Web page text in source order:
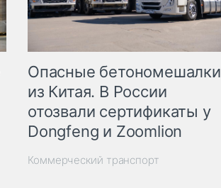
Опасные бетономешалки
из Китая. В России
отозвали сертификаты у
Dongfeng и Zoomlion
Коммерческий транспорт